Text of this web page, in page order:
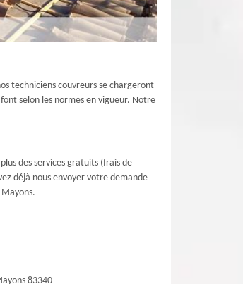
techniciens couvreurs se chargeront
selon les normes en vigueur. Notre
des services gratuits (frais de
déjà nous envoyer votre demande
83340